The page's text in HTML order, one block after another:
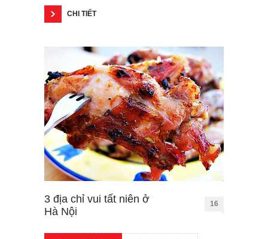
CHI TIẾT
3 địa chỉ vui tất niên ở
Hà Nội
16